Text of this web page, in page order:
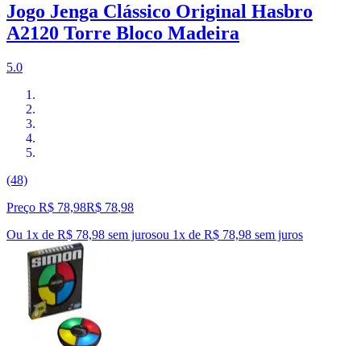
Jogo Jenga Clássico Original Hasbro
A2120 Torre Bloco Madeira
5.0
(48)
Preço R$ 78,98R$ 78,98
Ou 1x de R$ 78,98 sem jurosou 1x de R$ 78,98 sem juros